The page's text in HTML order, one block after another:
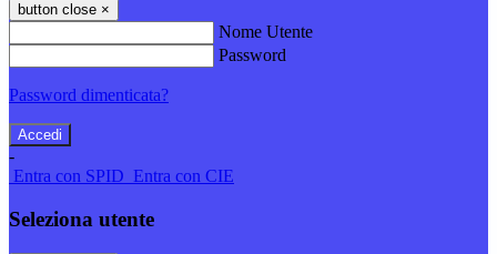
button close ×
Nome Utente
Password
Password dimenticata?
-
Entra con SPID Entra con CIE
Seleziona utente